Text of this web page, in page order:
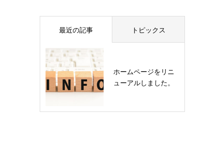
最近の記事 トピックス
ホームページをリニ
ューアルしました。